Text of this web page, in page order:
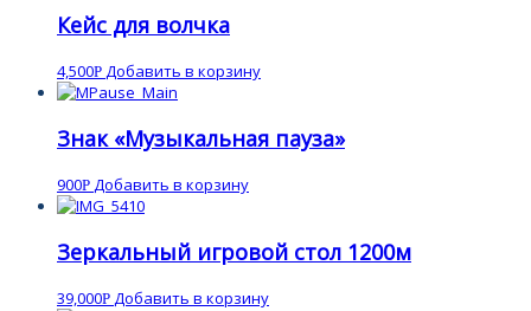
Кейс для волчка
4,500Р Добавить в корзину
Знак «Музыкальная пауза»
900Р Добавить в корзину
Зеркальный игровой стол 1200м
39,000Р Добавить в корзину